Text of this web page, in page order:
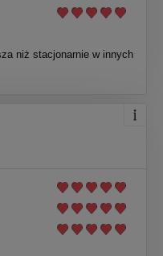
niż stacjonarnie w innych